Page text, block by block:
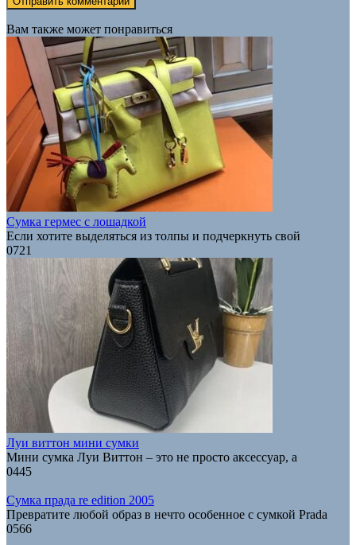
Вам также может понравиться
Сумка гермес с лошадкой
Если хотите выделяться из толпы и подчеркнуть свой
0721
Луи виттон мини сумки
Мини сумка Луи Виттон – это не просто аксессуар, а
0445
Сумка прада re edition 2005
Превратите любой образ в нечто особенное с сумкой Prada
0566